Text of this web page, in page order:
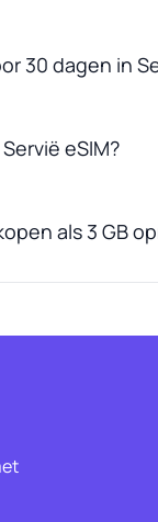
30 dagen in
eSIM?
als 3 GB